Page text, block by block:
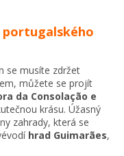
portugalského
se musíte zdržet
můžete se projít
da Consolação e
krásu. Úžasný
zahrady, která se
hrad Guimarães,